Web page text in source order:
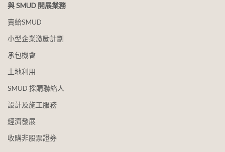
與 SMUD 開展業務
賣給SMUD
小型企業激勵計劃
承包機會
土地利用
SMUD 採購聯絡人
設計及施工服務
經濟發展
收購非股票證券